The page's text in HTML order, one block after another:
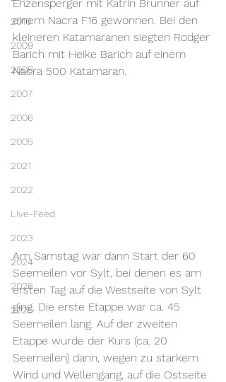
2010
2009
2008
2007
2006
2005
2021
2022
Live-Feed
2023
2024
2026
2025
Enzensperger mit Katrin Brunner auf
einem Nacra F16 gewonnen. Bei den
kleineren Katamaranen siegten Rodger
Barich mit Heike Barich auf einem
Nacra 500 Katamaran.
Am Samstag war dann Start der 60
Seemeilen vor Sylt, bei denen es am
ersten Tag auf die Westseite von Sylt
ging. Die erste Etappe war ca. 45
Seemeilen lang. Auf der zweiten
Etappe wurde der Kurs (ca. 20
Seemeilen) dann, wegen zu starkem
Wind und Wellengang, auf die Ostseite